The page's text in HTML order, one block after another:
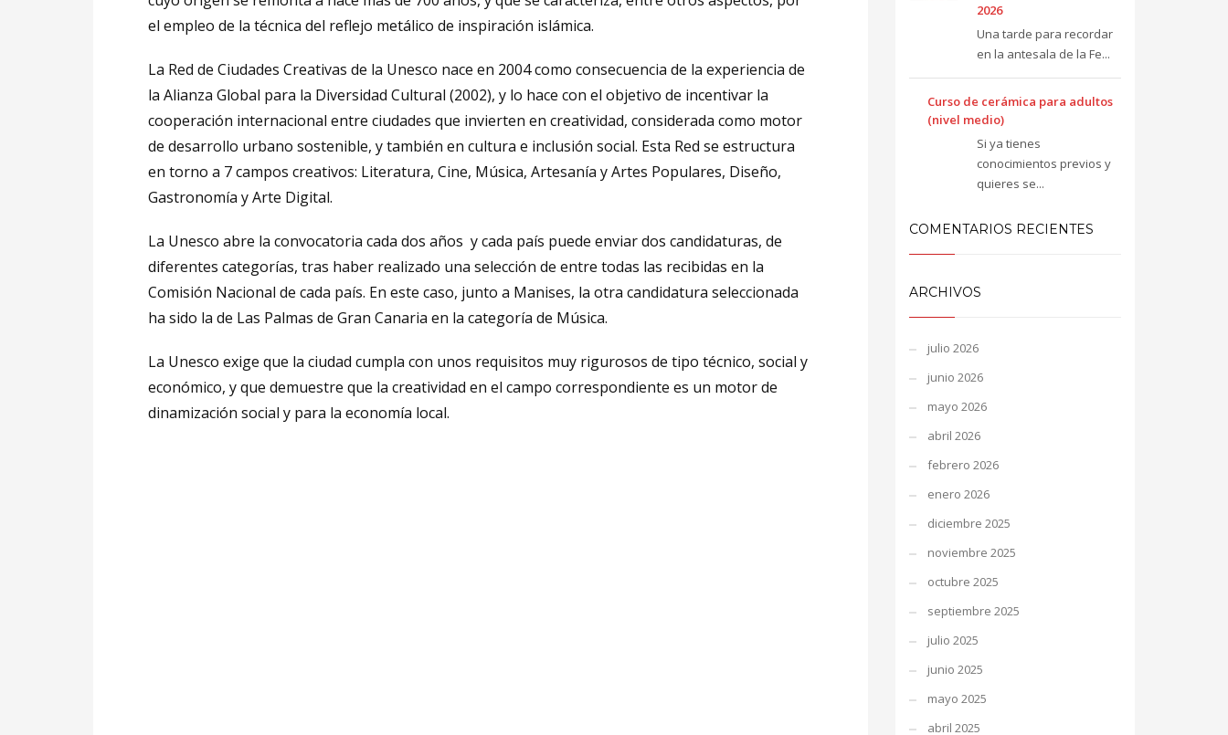
el empleo de la técnica del reflejo metálico de inspiración islámica.
La Red de Ciudades Creativas de la Unesco nace en 2004 como consecuencia de la experiencia de
la Alianza Global para la Diversidad Cultural (2002), y lo hace con el objetivo de incentivar la
cooperación internacional entre ciudades que invierten en creatividad, considerada como motor
de desarrollo urbano sostenible, y también en cultura e inclusión social. Esta Red se estructura
en torno a 7 campos creativos: Literatura, Cine, Música, Artesanía y Artes Populares, Diseño,
Gastronomía y Arte Digital.
La Unesco abre la convocatoria cada dos años y cada país puede enviar dos candidaturas, de
diferentes categorías, tras haber realizado una selección de entre todas las recibidas en la
Comisión Nacional de cada país. En este caso, junto a Manises, la otra candidatura seleccionada
ha sido la de Las Palmas de Gran Canaria en la categoría de Música.
La Unesco exige que la ciudad cumpla con unos requisitos muy rigurosos de tipo técnico, social y
económico, y que demuestre que la creatividad en el campo correspondiente es un motor de
dinamización social y para la economía local.
2026
Una tarde para recordar
en la antesala de la Fe...
Curso de cerámica para adultos
(nivel medio)
Si ya tienes
conocimientos previos y
quieres se...
COMENTARIOS RECIENTES
ARCHIVOS
julio 2026
junio 2026
mayo 2026
abril 2026
febrero 2026
enero 2026
diciembre 2025
noviembre 2025
octubre 2025
septiembre 2025
julio 2025
junio 2025
mayo 2025
abril 2025